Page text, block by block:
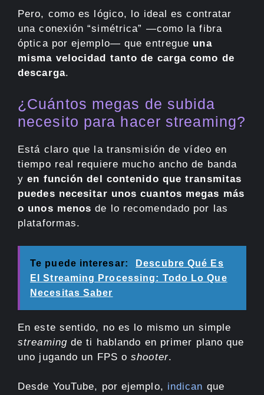
Pero, como es lógico, lo ideal es contratar
una conexión “simétrica” —como la fibra
óptica por ejemplo— que entregue una
misma velocidad tanto de carga como de
descarga.
¿Cuántos megas de subida
necesito para hacer streaming?
Está claro que la transmisión de vídeo en
tiempo real requiere mucho ancho de banda
yen función del contenido que transmitas
puedes necesitar unos cuantos megas más
o unos menos de lo recomendado por las
plataformas.
Te puede interesar:
Descubre Qué Es
El Streaming Processing: Todo Lo Que
Necesitas Saber
En este sentido, no es lo mismo un simple
streamingde ti hablando en primer plano que
uno jugando un FPS oshooter.
Desde YouTube, por ejemplo, indican que